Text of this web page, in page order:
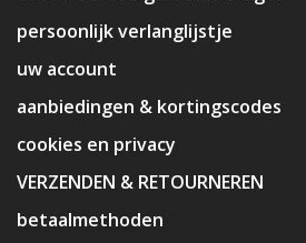
persoonlijk verlanglijstje
uw account
aanbiedingen & kortingscodes
cookies en privacy
VERZENDEN & RETOURNEREN
betaalmethoden